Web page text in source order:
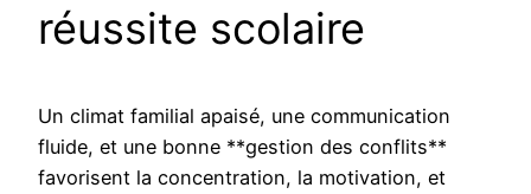
réussite scolaire
Un climat familial apaisé, une communication
fluide, et une bonne **gestion des conflits**
favorisent la concentration, la motivation, et